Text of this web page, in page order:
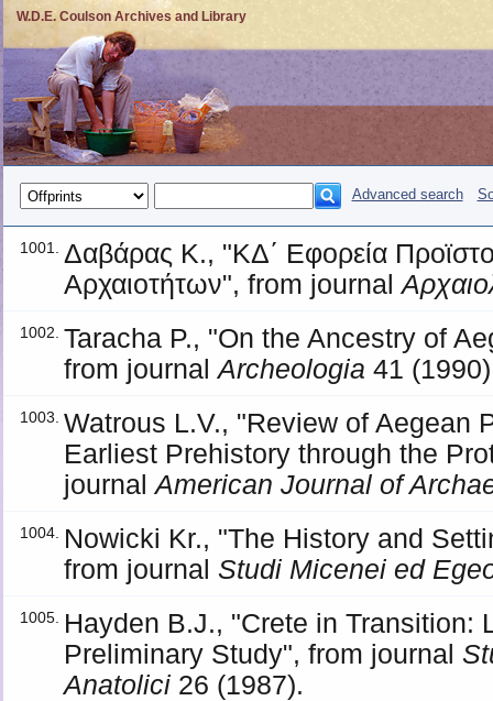
W.D.E. Coulson Archives and Library
Advanced search
1001. Δαβάρας Κ., "ΚΔ΄ Εφορεία
Αρχαιοτήτων", from journal
1002. Taracha P., "On the Ancestry of
from journalArcheologia 41
1003. Watrous L.V., "Review of Aegean
Earliest Prehistory through the
journalAmerican Journal of
1004.
Nowicki Kr., "The History and
from journalStudi Micenei ed
1005.
Hayden B.J., "Crete in Transition:
Preliminary Study", from journal
Anatolici 26 (1987).